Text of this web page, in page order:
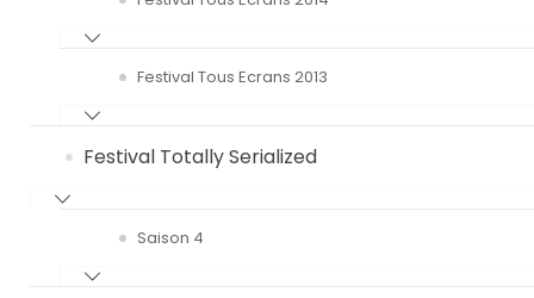
Festival Tous Ecrans 2013
Festival Totally Serialized
Saison 4